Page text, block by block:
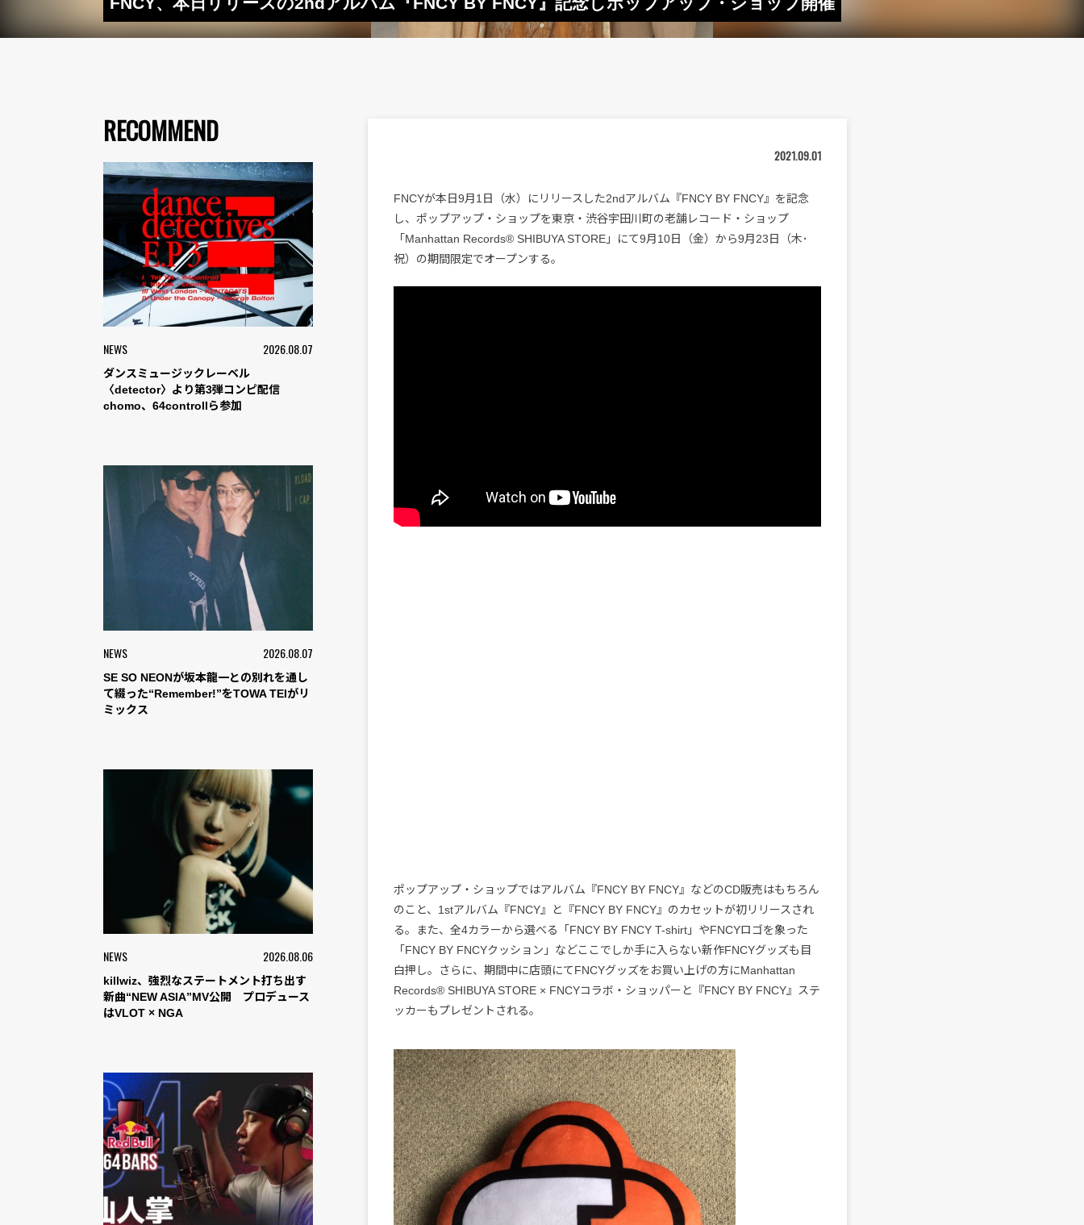
RECOMMEND
NEWS 2026.08.07
ダンスミュージックレーベル
〈detector〉より第3弾コンピ配信
chomo、64controllら参加
NEWS 2026.08.07
SE SO NEONが坂本龍一との別れを通し
て綴った“Remember!”をTOWA TEIがリ
ミックス
NEWS 2026.08.06
killwiz、強烈なステートメント打ち出す
新曲“NEW ASIA”MV公開 プロデュース
はVLOT × NGA
2021.09.01
FNCYが本日9月1日（水）にリリースした2ndアルバム『FNCY BY FNCY』を記念
し、ポップアップ・ショップを東京・渋谷宇田川町の老舗レコード・ショップ
「Manhattan Records®️ SHIBUYA STORE」にて9月10日（金）から9月23日（木･
祝）の期間限定でオープンする。
ポップアップ・ショップではアルバム『FNCY BY FNCY』などのCD販売はもちろん
のこと、1stアルバム『FNCY』と『FNCY BY FNCY』のカセットが初リリースされ
る。また、全4カラーから選べる「FNCY BY FNCY T-shirt」やFNCYロゴを象った
「FNCY BY FNCYクッション」などここでしか手に入らない新作FNCYグッズも目
白押し。さらに、期間中に店頭にてFNCYグッズをお買い上げの方にManhattan
Records®️ SHIBUYA STORE × FNCYコラボ・ショッパーと『FNCY BY FNCY』ステ
ッカーもプレゼントされる。